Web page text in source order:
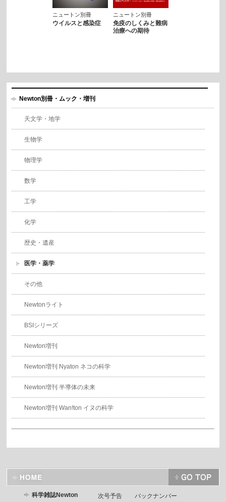
ニュートン別冊
ウイルスと感染症
ニュートン別冊
免疫のしくみと難病
治療への期待
Newton別冊・ムック・増刊
天文学・地学
生物学
物理学
数学
工学
化学
歴史・遺産
医学・薬学
その他
Newtonライト
BSIシリーズ
Newton増刊
Newton増刊 Nyaton ネコの科学
Newton増刊 半導体の未来
Newton増刊 Wan!ton イヌの科学
科学雑誌Newton 次号予告 バックナンバー